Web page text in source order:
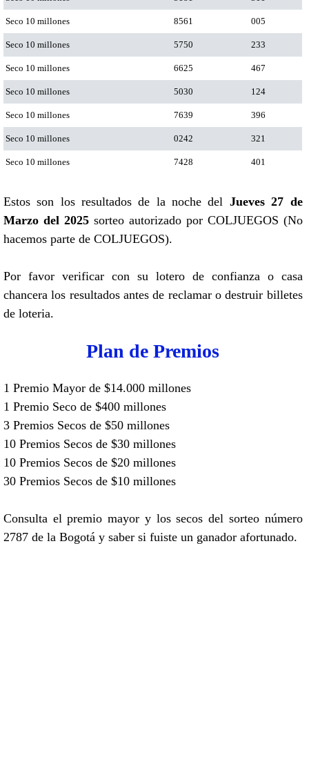
Seco 10 millones 8561 005
Seco 10 millones 5750 233
Seco 10 millones 6625 467
Seco 10 millones 5030 124
Seco 10 millones 7639 396
Seco 10 millones 0242 321
Seco 10 millones 7428 401
Estos son los resultados de la noche del Jueves 27 de
Marzo del 2025sorteo autorizado por COLJUEGOS (No
hacemos parte de COLJUEGOS).
Por favor verificar con su lotero de confianza o casa
chancera los resultados antes de reclamar o destruir billetes
de loteria.
Plan de Premios
1 Premio Mayor de $14.000 millones
1 Premio Seco de $400 millones
3 Premios Secos de $50 millones
10 Premios Secos de $30 millones
10 Premios Secos de $20 millones
30 Premios Secos de $10 millones
Consulta el premio mayor y los secos del sorteo número
2787 de la Bogotá y saber si fuiste un ganador afortunado.